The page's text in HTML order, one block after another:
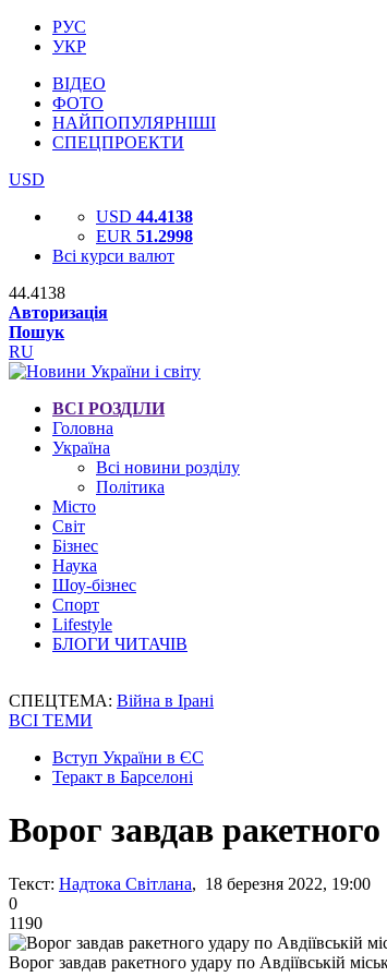
РУС
УКР
ВІДЕО
ФОТО
НАЙПОПУЛЯРНІШІ
СПЕЦПРОЕКТИ
USD
USD 44.4138
EUR 51.2998
Всі курси валют
44.4138
Авторизація
Пошук
RU
ВСІ РОЗДІЛИ
Головна
Україна
Всі новини розділу
Політика
Місто
Світ
Бізнес
Наука
Шоу-бізнес
Спорт
Lifestyle
БЛОГИ ЧИТАЧІВ
СПЕЦТЕМА: Війна в Ірані
ВСІ ТЕМИ
Вступ України в ЄС
Теракт в Барселоні
Ворог завдав ракетного
Текст: Надтока Світлана, 18 березня 2022, 19:00
0
1190
Ворог завдав ракетного удару по Авдіївській